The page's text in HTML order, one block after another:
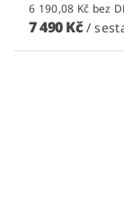
6 190,08 Kč
7 490 Kč /